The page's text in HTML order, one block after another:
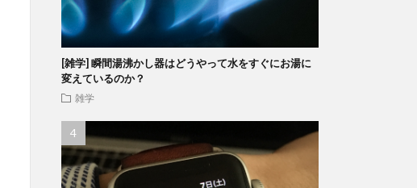
[雑学] 瞬間湯沸かし器はどうやって水をすぐにお湯に
変えているのか？
雑学